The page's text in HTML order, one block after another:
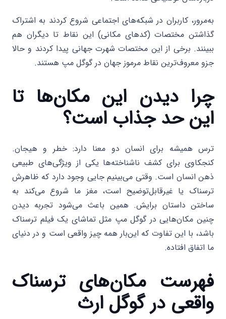
به‌مرور، کاربران در شبکه‌های اجتماعی شروع کردند به اشتراک
گذاشتن مختصات (کدهای مکانی) این نقاط تا دیگران هم
ببینند. برخی از این مختصات شهرت جهانی پیدا کردند و حالا
جزو معروف‌ترین نقاط مرموز جهان در گوگل مپ هستند.
چرا دیدن این مکان‌ها تا
این حد جذاب است؟
ترس همیشه برای انسان دو معنا دارد: خطر و هیجان.
کنجکاوی برای کشف ناشناخته‌ها یکی از ویژگی‌های طبیعی
ذهن انسان است. وقتی می‌بینیم جایی وجود دارد که ظاهرش
ترسناک یا غیرقابل‌توضیح است، مغز ما شروع می‌کند به
ساختن داستان برایش. همین باعث می‌شود تجربه دیدن
چنین مکان‌هایی در گوگل مپ مثل تماشای یک فیلم ترسناک
باشد، با این تفاوت که این‌بار همه چیز واقعی است و در دنیای
ما اتفاق افتاده.
فهرست مکان‌های ترسناک
واقعی در گوگل ارث